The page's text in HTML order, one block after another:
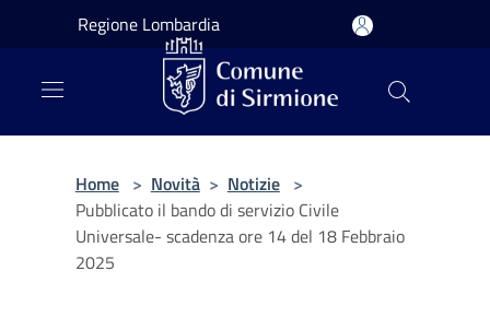
Salta al contenuto principale
Regione Lombardia
Home > Novità > Notizie >
Pubblicato il bando di servizio Civile
Universale- scadenza ore 14 del 18 Febbraio
2025